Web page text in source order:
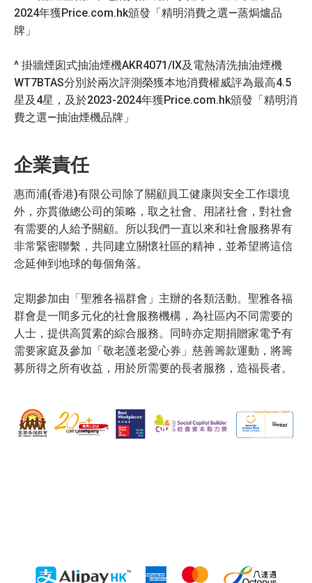
2024年獲Price.com.hk頒發「精明消費之選—蒸焗爐品
牌」
^ 掛牆煙囱式抽油煙機AKR4071/IX及電熱清洗抽油煙機
WT7BTAS分別於兩次評測榮獲本地消費權威評為最高4.5
星及4星，及於2023-2024年獲Price.com.hk頒發「精明消
費之選—抽油煙機品牌」
企業責任
惠而浦(香港)有限公司除了關顧員工健康與安全工作環境
外，亦貫徹總公司的策略，取之社會、用諸社會，對社會
有需要的人給予關顧。所以我們一直以來和社會服務界有
非常緊密聯繫，共同建立關懷社區的精神，並希望將這信
念延伸到地球的每個角落。
定期參加由「聖雅各福群會」主辦的各類活動。聖雅各福
群會是一間多元化的社會服務機構，為社區內不同需要的
人士，提供高質素的綜合服務。同時亦定期捐贈家電予有
需要家庭及參加「敬老護老愛心券」慈善籌款運動，將籌
募所得之所有收益，用於所需要的長者服務，造福長者。